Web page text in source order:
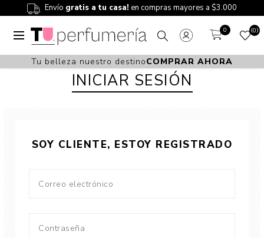
Envío gratis a tu casa! en compras mayores a $3.000
0 0
Tu belleza nuestro destinoCOMPRAR AHORA
INICIAR SESIÓN
SOY CLIENTE, ESTOY REGISTRADO